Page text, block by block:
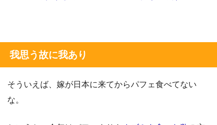
我思う故に我あり
そういえば、嫁が日本に来てからパフェ食べてない
な。